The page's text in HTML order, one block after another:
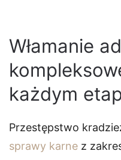
Włamanie
każdym
Przestępstwo
sprawy karne z